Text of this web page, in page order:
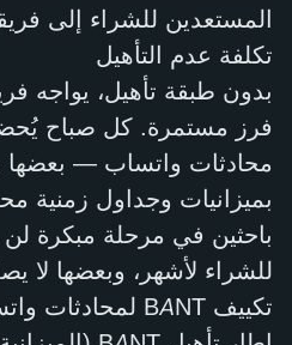
المستعدين للشراء إلى
تكلفة عدم التأهيل
بدون طبقة تأهيل، يواجه
فرز مستمرة. كل صباح
محادثات واتساب —
بميزانيات وجداول زمنية
باحثين في مرحلة مبكرة
للشراء لأشهر، وبعضها لا
تكييف BANT لمحادثات واتساب